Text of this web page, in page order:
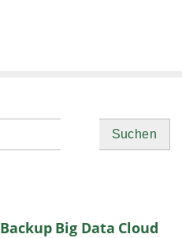
Backup Big Data Cloud